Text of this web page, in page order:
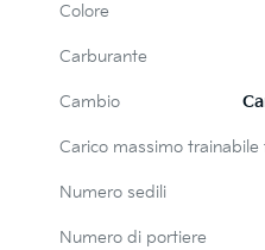
Colore
Carburante
Cambio
Carico massimo trainabile
Numero sedili
Numero di portiere